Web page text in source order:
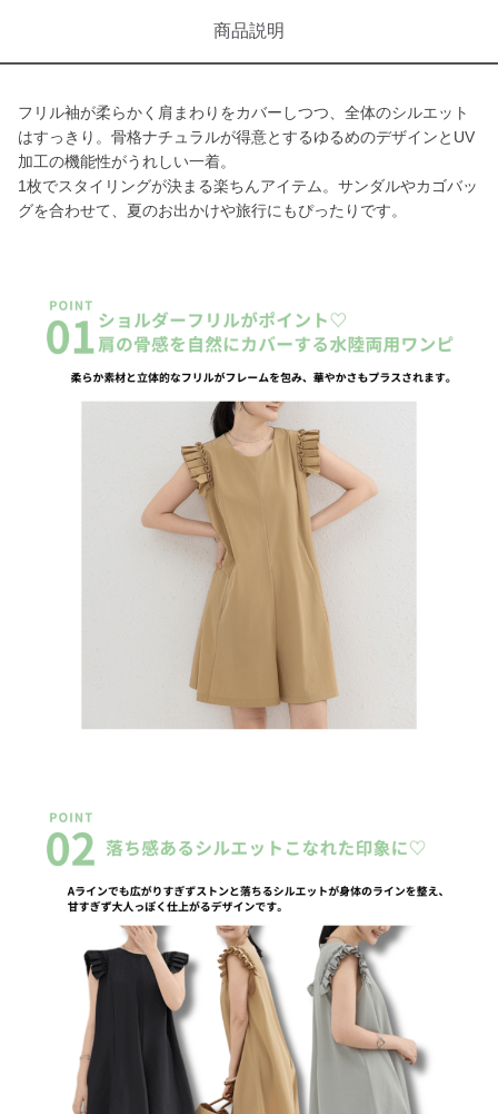
商品説明
フリル袖が柔らかく肩まわりをカバーしつつ、全体のシルエット
はすっきり。骨格ナチュラルが得意とするゆるめのデザインとUV
加工の機能性がうれしい一着。
1枚でスタイリングが決まる楽ちんアイテム。サンダルやカゴバッ
グを合わせて、夏のお出かけや旅行にもぴったりです。